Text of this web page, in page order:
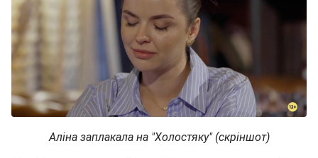
Аліна заплакала на "Холостяку" (скріншот)